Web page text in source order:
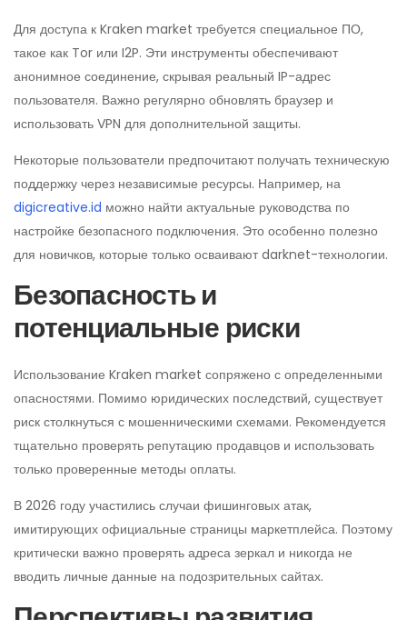
Для доступа к Kraken market требуется специальное ПО,
такое как Tor или I2P. Эти инструменты обеспечивают
анонимное соединение, скрывая реальный IP-адрес
пользователя. Важно регулярно обновлять браузер и
использовать VPN для дополнительной защиты.
Некоторые пользователи предпочитают получать техническую
поддержку через независимые ресурсы. Например, на
digicreative.id можно найти актуальные руководства по
настройке безопасного подключения. Это особенно полезно
для новичков, которые только осваивают darknet-технологии.
Безопасность и
потенциальные риски
Использование Kraken market сопряжено с определенными
опасностями. Помимо юридических последствий, существует
риск столкнуться с мошенническими схемами. Рекомендуется
тщательно проверять репутацию продавцов и использовать
только проверенные методы оплаты.
В 2026 году участились случаи фишинговых атак,
имитирующих официальные страницы маркетплейса. Поэтому
критически важно проверять адреса зеркал и никогда не
вводить личные данные на подозрительных сайтах.